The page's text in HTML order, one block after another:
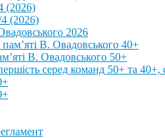
(2026)
(2026)
2026
В. Овадовського 40+
В. Овадовського 50+
серед команд 50+ та 40+,